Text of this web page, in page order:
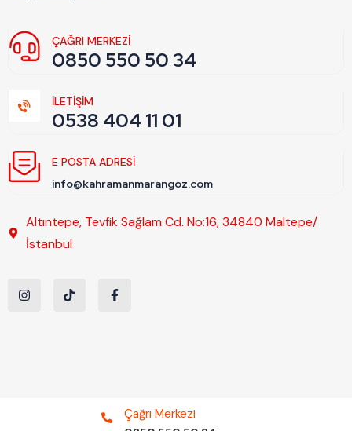
ÇAĞRI MERKEZİ
0850 550 50 34
İLETİŞİM
0538 404 11 01
E POSTA ADRESI
info@kahramanmarangoz.com
Altıntepe, Tevfik Sağlam Cd. No:16, 34840 Maltepe/
İstanbul
Çağrı Merkezi